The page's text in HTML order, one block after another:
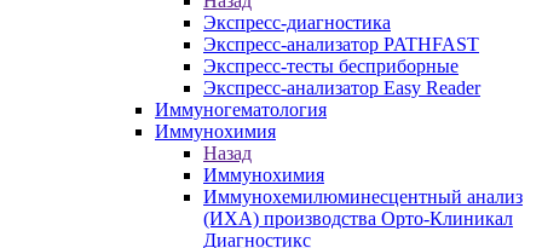
Экспресс-диагностика
Экспресс-анализатор PATHFAST
Экспресс-тесты бесприборные
Экспресс-анализатор Easy Reader
Иммуногематология
Иммунохимия
Назад
Иммунохимия
Иммунохемилюминесцентный анализ
(ИХА) производства Орто-Клиникал
Диагностикс